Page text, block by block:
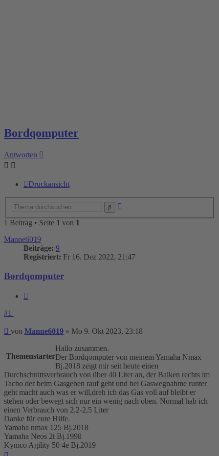
Bordqomputer
Antworten
Druckansicht
1 Beitrag • Seite 1 von 1
Manne6019
Beiträge: 9
Registriert: Fr 16. Dez 2022, 21:47
Bordqomputer
#1
Beitrag
von Manne6019 » Mo 9. Okt 2023, 23:18
Themenstarter
Hallo zusammen.
Der Bordqomputer von meinem Yamaha Nmax
Bj.2018 zeigt mir seit heute einen
Durchschnittsverbrauch von über 40 Liter an, der Balken rechts im
Tacho der beim Gasgeben rauf geht und bei Gaswegnahme runter
geht macht auch was er will,dreh ich das Gas voll auf bleibt er
stehen oder bewegt sich nur ein wenig nach oben. Normal hab ich
einen Verbrauch von 2,2-2,5 Liter
Danke für eure Hilfe.
Yamaha nmax 125 Bj.2018
Yamaha Neos 2t Bj.1998
Kymco Agility 50 4e Bj.2019